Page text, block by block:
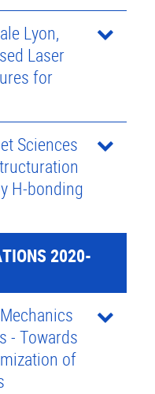
Lyon,
Laser
for
Sciences
H-bonding
2020-
- Towards
of